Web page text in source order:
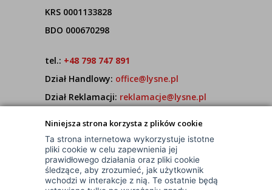
Niniejsza strona korzysta z plików cookie
Ta strona internetowa wykorzystuje istotne
pliki cookie w celu zapewnienia jej
prawidłowego działania oraz pliki cookie
śledzące, aby zrozumieć, jak użytkownik
wchodzi w interakcje z nią. Te ostatnie będą
KRS 0001133828
BDO 000670298
tel.: +48 798 747 891
Dział Handlowy: office@lysne.pl
Dział Reklamacji: reklamacje@lysne.pl
7:00 - 15:00